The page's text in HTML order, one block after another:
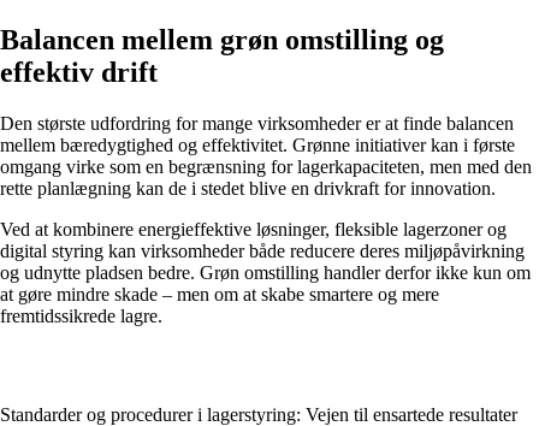
Balancen mellem grøn omstilling og
effektiv drift
Den største udfordring for mange virksomheder er at finde balancen
mellem bæredygtighed og effektivitet. Grønne initiativer kan i første
omgang virke som en begrænsning for lagerkapaciteten, men med den
rette planlægning kan de i stedet blive en drivkraft for innovation.
Ved at kombinere energieffektive løsninger, fleksible lagerzoner og
digital styring kan virksomheder både reducere deres miljøpåvirkning
og udnytte pladsen bedre. Grøn omstilling handler derfor ikke kun om
at gøre mindre skade – men om at skabe smartere og mere
fremtidssikrede lagre.
Standarder og procedurer i lagerstyring: Vejen til ensartede resultater